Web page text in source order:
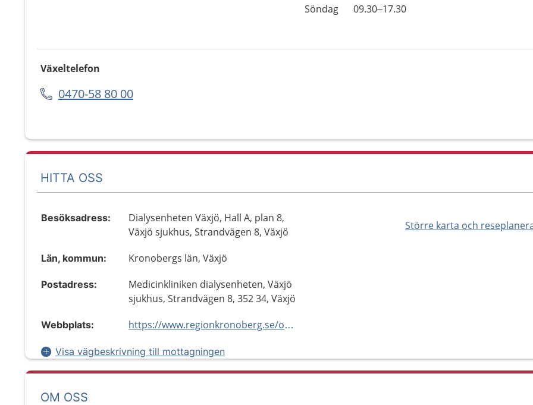
Söndag
09.30–17.30
Växeltelefon
0470-58 80 00
HITTA OSS
Större karta och
Besöksadress:
Dialysenheten Växjö, Hall A, plan 8,
Växjö sjukhus, Strandvägen 8, Växjö
Län, kommun: Kronobergs län, Växjö
Postadress:
Medicinkliniken dialysenheten, Växjö
sjukhus, Strandvägen 8, 352 34, Växjö
Webbplats: https://www.regionkronoberg.se/om-region-kronoberg/verksamhetsorganisation/halso--och-sjukvard/sjukhusvard/
Visa vägbeskrivning till mottagningen
OM OSS